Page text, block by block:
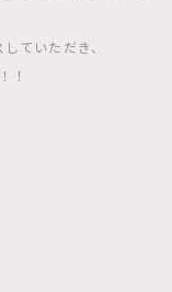
ていただき、
！